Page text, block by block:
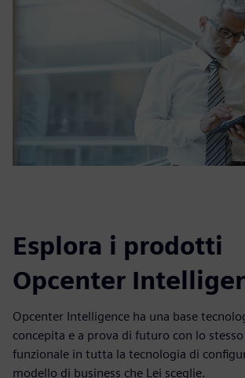
Esplora i prodotti
Opcenter
Opcenter Intelligence ha una base
concepita e a prova di futuro con lo
funzionale in tutta la tecnologia di
modello di business che Lei sceglie.